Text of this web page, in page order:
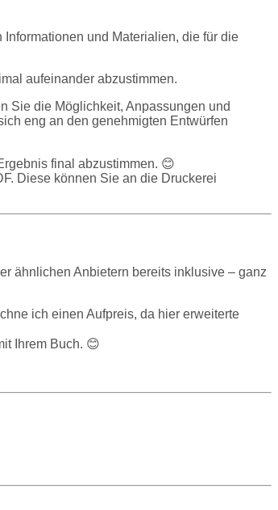
und Materialien, die für die
aufeinander abzustimmen.
Sie die Möglichkeit, Anpassungen und
eng an den genehmigten Entwürfen
final abzustimmen. 😊
Diese können Sie an die Druckerei
ähnlichen Anbietern bereits inklusive – ganz
ich einen Aufpreis, da hier erweiterte
Ihrem Buch. 😊